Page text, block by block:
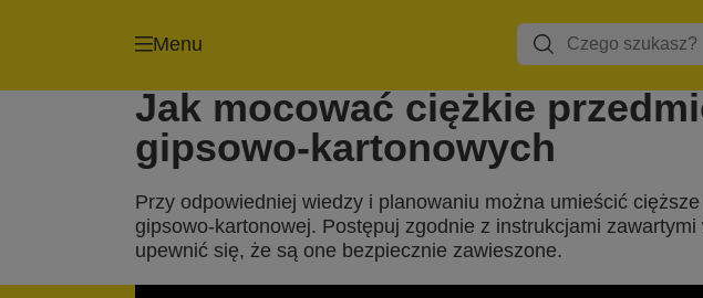
Menu
Jak mocować ciężkie
gipsowo-kartonowych
Przy odpowiedniej wiedzy i planowaniu można umieścić cięższe
gipsowo-kartonowej. Postępuj zgodnie z instrukcjami
upewnić się, że są one bezpiecznie zawieszone.